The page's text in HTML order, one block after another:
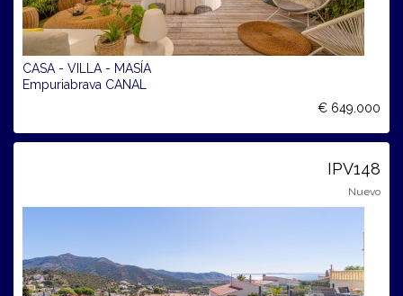
CASA - VILLA - MASÍA
Empuriabrava CANAL
€ 649.000
IPV148
Nuevo